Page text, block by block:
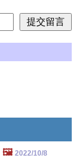
🖼️ 2022/10/8